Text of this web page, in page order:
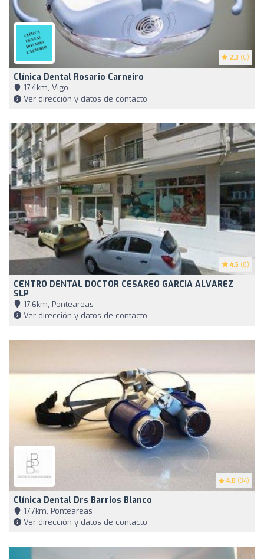
2.3 (6)
Clínica Dental Rosario Carneiro
17,4km, Vigo
Ver dirección y datos de contacto
4.5 (8)
CENTRO DENTAL DOCTOR CESAREO GARCIA ALVAREZ
SLP
17,6km, Ponteareas
Ver dirección y datos de contacto
4.8 (34)
Clínica Dental Drs Barrios Blanco
17,7km, Ponteareas
Ver dirección y datos de contacto